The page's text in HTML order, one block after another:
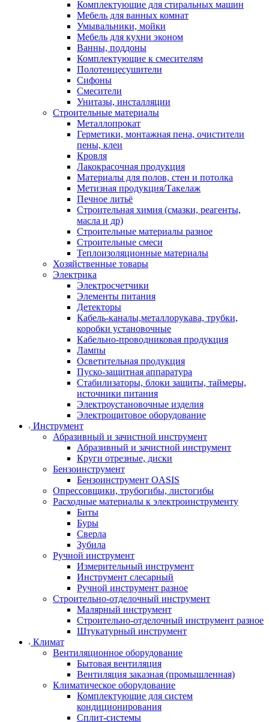
Комплектующие для стиральных машин
Мебель для ванных комнат
Умывальники, мойки
Мебель для кухни эконом
Ванны, поддоны
Комплектующие к смесителям
Полотенцесушители
Сифоны
Смесители
Унитазы, инсталляции
Строительные материалы
Металлопрокат
Герметики, монтажная пена, очистители
пены, клеи
Кровля
Лакокрасочная продукция
Материалы для полов, стен и потолка
Метизная продукция/Такелаж
Печное литьё
Строительная химия (смазки, реагенты,
масла и др)
Строительные материалы разное
Строительные смеси
Теплоизоляционные материалы
Хозяйственные товары
Электрика
Электросчетчики
Элементы питания
Детекторы
Кабель-каналы,металлорукава, трубки,
коробки установочные
Кабельно-проводниковая продукция
Лампы
Осветительная продукция
Пуско-защитная аппаратура
Стабилизаторы, блоки защиты, таймеры,
источники питания
Электроустановочные изделия
Электрощитовое оборудование
Инструмент
Абразивный и зачистной инструмент
Абразивный и зачистной инструмент
Круги отрезные, диски
Бензоинструмент
Бензоинструмент OASIS
Опрессовщики, трубогибы, листогибы
Расходные материалы к электроинструменту
Биты
Буры
Сверла
Зубила
Ручной инструмент
Измерительный инструмент
Инструмент слесарный
Ручной инструмент разное
Строительно-отделочный инструмент
Малярный инструмент
Строительно-отделочный инструмент разное
Штукатурный инструмент
Климат
Вентиляционное оборудование
Бытовая вентиляция
Вентиляция заказная (промышленная)
Климатическое оборудование
Комплектующие для систем
кондиционирования
Сплит-системы